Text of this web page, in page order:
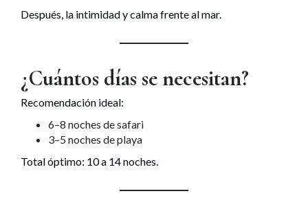
Después, la intimidad y calma frente al mar.
¿Cuántos días se necesitan?
Recomendación ideal:
6–8 noches de safari
3–5 noches de playa
Total óptimo: 10 a 14 noches.